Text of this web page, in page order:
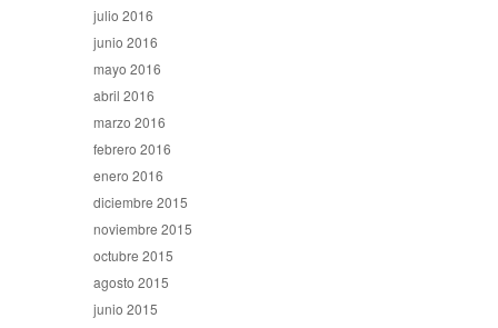
julio 2016
junio 2016
mayo 2016
abril 2016
marzo 2016
febrero 2016
enero 2016
diciembre 2015
noviembre 2015
octubre 2015
agosto 2015
junio 2015